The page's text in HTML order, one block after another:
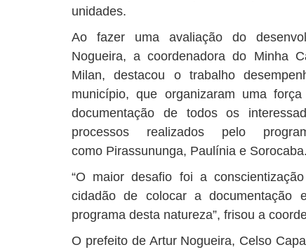
unidades.
Ao fazer uma avaliação do
Nogueira, a coordenadora do Minha
Milan, destacou o trabalho
município, que organizaram uma
documentação de todos os
processos realizados pelo
como Pirassununga, Paulínia e Sorocaba.
“O maior desafio foi a
cidadão de colocar a documentação
programa desta natureza”, frisou a
O prefeito de Artur Nogueira, Celso